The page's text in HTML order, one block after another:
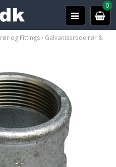
0
og Fittings› Galvaniserede rør &